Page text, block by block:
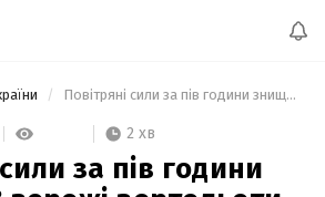
Повітряні сили за пів години знищили 3 ворожі вертольоти Ка-52
2 хв
за пів години